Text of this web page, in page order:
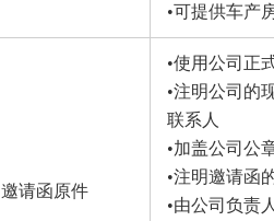
•可提供车产
邀请函原件
•使用公司正
•注明公司的
联系人
•加盖公司公
•注明邀请函
•由公司负责